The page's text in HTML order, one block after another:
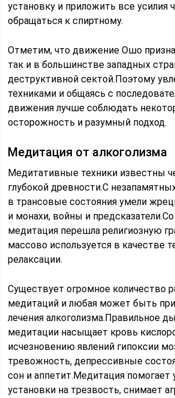
установку и приложить все усилия
обращаться к спиртному.
Отметим, что движение Ошо
так и в большинстве западных
деструктивной сектой.Поэтому
техниками и общаясь с
движения лучше соблюдать
осторожность и разумный подход.
Медитация от алкоголизма
Медитативные техники известны
глубокой древности.С
в трансовые состояния умели
и монахи, войны и
медитация перешла религиозную
массово используется в качестве
релаксации.
Существует огромное количество
медитаций и любая может быть
лечения алкоголизма.Правильное
медитации насыщает кровь
исчезновению явлений гипоксии
тревожность, депрессивные
сон и аппетит.Медитация помогает
установки на трезвость, снимает